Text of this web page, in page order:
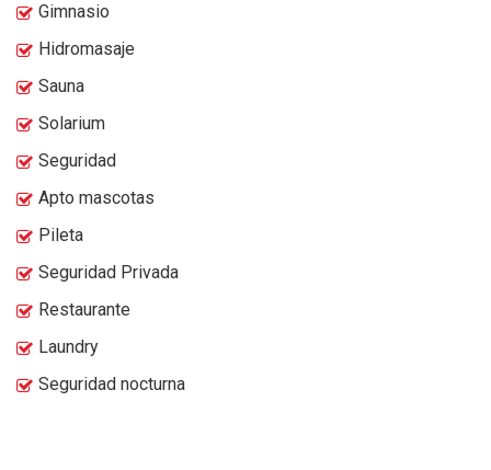
Gimnasio
Hidromasaje
Sauna
Solarium
Seguridad
Apto mascotas
Pileta
Seguridad Privada
Restaurante
Laundry
Seguridad nocturna